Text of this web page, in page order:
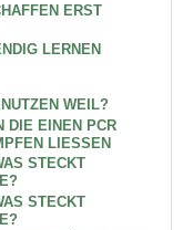
ERST
LERNEN
WEIL?
DIE EINEN PCR
LIESSEN
STECKT
STECKT